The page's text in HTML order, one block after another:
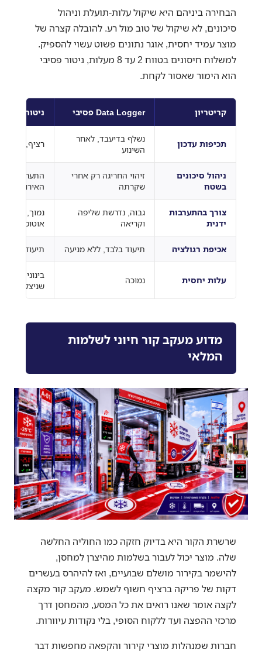
הבחירה ביניהם היא שיקול עלות-תועלת וניהול
סיכונים, לא שיקול של טוב מול רע. להובלה קצרה של
מוצר עמיד יחסית, אוגר נתונים פשוט עשוי להספיק.
למשלוח חיסונים בטווח 2 עד 8 מעלות, ניטור פסיבי
הוא הימור שאסור לקחת.
קריטריון Data Logger פסיבי ניטור בזמן
תכיפות עדכון
נשלף בדיעבד, לאחר
השינוע
רציף,
ניהול סיכונים
בשטח
זיהוי החריגה רק אחרי
שקרתה
התערבות
האירוע
צורך בהתערבות
ידנית
גבוה, נדרשת שליפה
וקריאה
נמוך,
אוטומטית
אכיפת רגולציה תיעוד בלבד, ללא מניעה תיעוד
עלות יחסית נמוכה
בינונית,
שניצל
מדוע מעקב קור חיוני לשלמות
המלאי
שרשרת הקור היא בדיוק חזקה כמו החוליה החלשה
שלה. מוצר יכול לעבור בשלמות מהיצרן למחסן,
להישמר בקירור מושלם שבועיים, ואז להיהרס בעשרים
דקות של פריקה ברציף חשוף לשמש. מעקב קור מקצה
לקצה אומר שאנו רואים את כל המסע, מהמחסן דרך
מרכזי ההפצה ועד ללקוח הסופי, בלי נקודות עיוורות.
חברות שמנהלות מוצרי קירור והקפאה מחפשות דבר